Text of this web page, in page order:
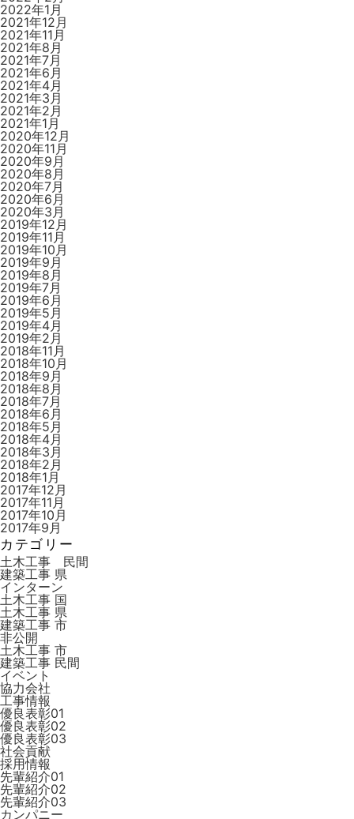
2022年1月
2021年12月
2021年11月
2021年8月
2021年7月
2021年6月
2021年4月
2021年3月
2021年2月
2021年1月
2020年12月
2020年11月
2020年9月
2020年8月
2020年7月
2020年6月
2020年3月
2019年12月
2019年11月
2019年10月
2019年9月
2019年8月
2019年7月
2019年6月
2019年5月
2019年4月
2019年2月
2018年11月
2018年10月
2018年9月
2018年8月
2018年7月
2018年6月
2018年5月
2018年4月
2018年3月
2018年2月
2018年1月
2017年12月
2017年11月
2017年10月
2017年9月
カテゴリー
土木工事 民間
建築工事 県
インターン
土木工事 国
土木工事 県
建築工事 市
非公開
土木工事 市
建築工事 ⺠間
イベント
協力会社
工事情報
優良表彰01
優良表彰02
優良表彰03
社会貢献
採用情報
先輩紹介01
先輩紹介02
先輩紹介03
カンパニー